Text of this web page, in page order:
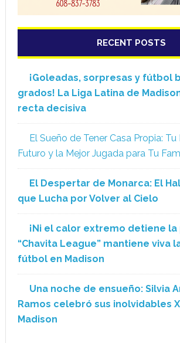
RECENT POSTS
¡Goleadas, sorpresas y fútbol
grados! La Liga Latina de
recta decisiva
El Sueño de Tener Casa Propia: Tu
Futuro y la Mejor Jugada para Tu
El Despertar de Monarca: El
que Lucha por Volver al Cielo
¡Ni el calor extremo detiene la
“Chavita League” mantiene viva
fútbol en Madison
Una noche de ensueño: Silvia
Ramos celebró sus inolvidables
Madison